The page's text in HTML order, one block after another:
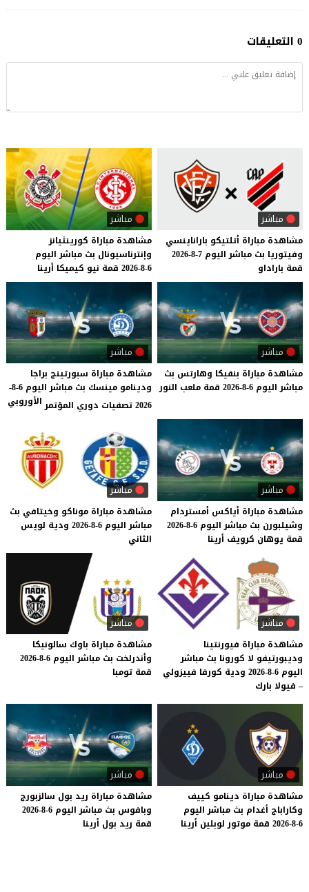
0 التعليقات
مباشر
مشاهدة مباراة أتلتيكو باراناينسي
وفيتوريا بث مباشر اليوم 7-8-2026
قمة باراداو
مباشر
مشاهدة مباراة كورينثيانز
وإنترناسيونال بث مباشر اليوم
6-8-2026
قمة نيو كيميكا أرينا
مباشر
مشاهدة مباراة بنفيكا وهارتس بث
مباشر اليوم 6-8-2026 قمة ملعب النور
مباشر
مشاهدة مباراة سبورتينج براجا
ودينامو مينسك بث مباشر اليوم 6-8-
2026 تصفيات دوري المؤتمر
الأوروبي
مباشر
مشاهدة مباراة أياكس أمستردام
وشيلبورن بث مباشر اليوم 6-8-2026
قمة يوهان كرويف أرينا
مباشر
مشاهدة مباراة موناكو وخيتافي بث
مباشر اليوم 6-8-2026 ودية لويس
الثاني
مباشر
مشاهدة مباراة فيورنتينا
وديبورتيفو لا كورونا بث مباشر
اليوم 6-8-2026 ودية كورفا فييزولي
– فيولا بارك
مباشر
مشاهدة مباراة باوك سالونيكا
وأندرلخت بث مباشر اليوم 6-8-2026
قمة تومبا
مباشر
مشاهدة مباراة دينامو كييف
وكاراباج أغدام بث مباشر اليوم
6-8-2026
قمة موتور لوبلين أرينا
مباشر
مشاهدة مباراة ريد بول سالزبورج
وبافوس بث مباشر اليوم 6-8-2026
قمة ريد بول أرينا